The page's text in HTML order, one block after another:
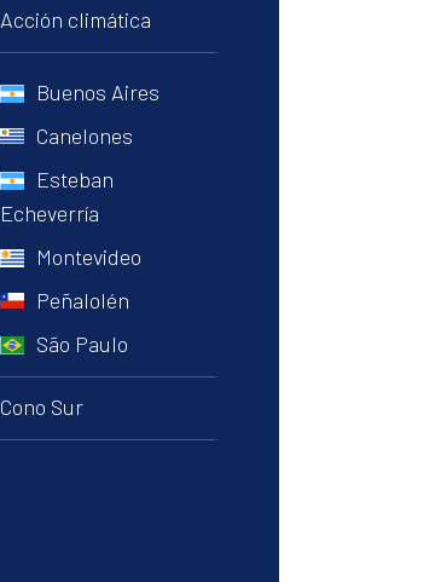
Acción climática
Buenos Aires
Canelones
Esteban
Echeverría
Montevideo
Peñalolén
São Paulo
Cono Sur